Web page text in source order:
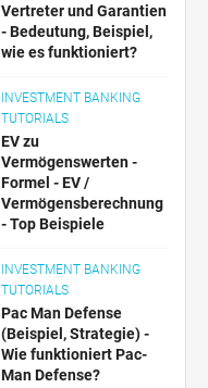
Vertreter und Garantien
- Bedeutung, Beispiel,
wie es funktioniert?
INVESTMENT BANKING
TUTORIALS
EV zu
Vermögenswerten -
Formel - EV /
Vermögensberechnung
- Top Beispiele
INVESTMENT BANKING
TUTORIALS
Pac Man Defense
(Beispiel, Strategie) -
Wie funktioniert Pac-
Man Defense?